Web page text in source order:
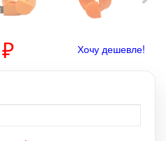
Хочу дешевле!